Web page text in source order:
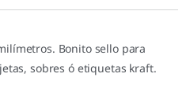
Bonito sello para
sobres ó etiquetas kraft.